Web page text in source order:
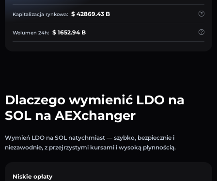
Kapitalizacja rynkowa: $ 42869.43 B
Wolumen 24h: $ 1652.94 B
Dlaczego wymienić LDO na
SOL na AEXchanger
Wymień LDO na SOL natychmiast — szybko, bezpiecznie i
niezawodnie, z przejrzystymi kursami i wysoką płynnością.
Niskie opłaty